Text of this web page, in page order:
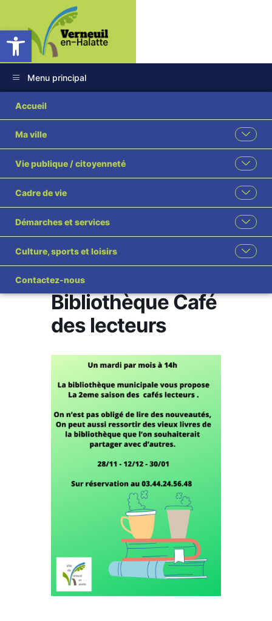
Ouvrir la barre d’outils
Menu principal
Accueil
Ma ville
Vie publique / citoyenneté
Cadre de vie
Démarches et services
Culture, sports et loisirs
Contactez-nous
Bibliothèque Café
des lecteurs